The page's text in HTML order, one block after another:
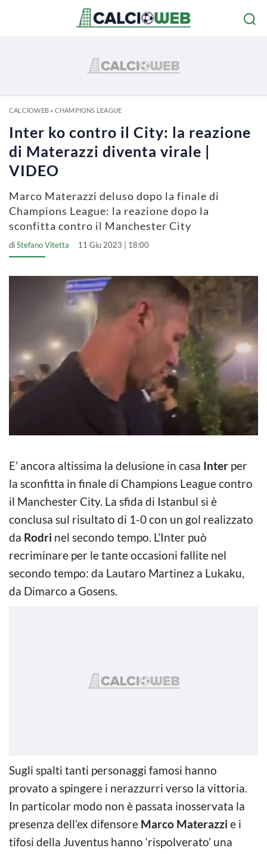
CALCIOWEB» CHAMPIONS LEAGUE
Inter ko contro il City: la reazione
di Materazzi diventa virale |
VIDEO
Marco Materazzi deluso dopo la finale di
Champions League: la reazione dopo la
sconfitta contro il Manchester City
diStefano Vitetta 11 Giu 2023 | 18:00
E’ ancora altissima la delusione in casa Inter per
la sconfitta in finale di Champions League contro
il Manchester City. La sfida di Istanbul si è
conclusa sul risultato di 1-0 con un gol realizzato
da Rodri nel secondo tempo. L’Inter può
recriminare per le tante occasioni fallite nel
secondo tempo: da Lautaro Martinez a Lukaku,
da Dimarco a Gosens.
Sugli spalti tanti personaggi famosi hanno
provato a spingere i nerazzurri verso la vittoria.
In particolar modo non è passata inosservata la
presenza dell’ex difensore Marco Materazzi e i
tifosi della Juventus hanno ‘rispolverato’ una